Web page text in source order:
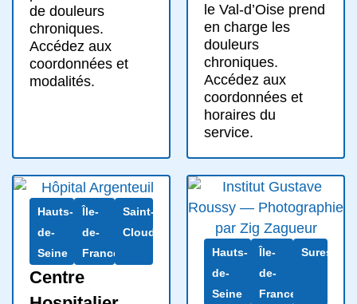
de douleurs
chroniques.
Accédez aux
coordonnées et
modalités.
le Val-d’Oise prend
en charge les
douleurs
chroniques.
Accédez aux
coordonnées et
horaires du
service.
Hauts-
de-
Seine
Île-
de-
France
Saint-
Cloud
Centre
Hauts-
de-
Seine
Île-
de-
France
Suresnes